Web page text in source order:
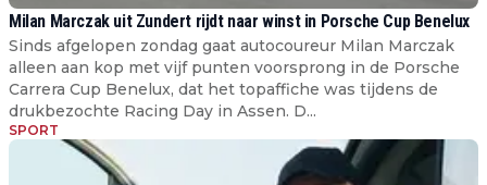
Milan Marczak uit Zundert rijdt naar winst in Porsche Cup Benelux
Sinds afgelopen zondag gaat autocoureur Milan Marczak
alleen aan kop met vijf punten voorsprong in de Porsche
Carrera Cup Benelux, dat het topaffiche was tijdens de
drukbezochte Racing Day in Assen. D...
SPORT